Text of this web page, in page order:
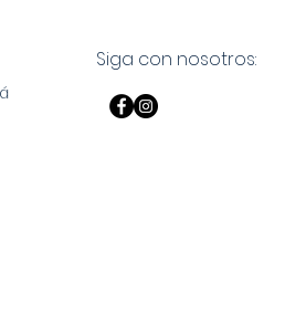
Siga con nosotros: